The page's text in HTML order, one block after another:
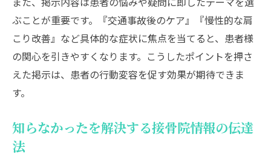
ぶことが重要です。『交通事故後のケア』『慢性的な肩
こり改善』など具体的な症状に焦点を当てると、患者様
の関心を引きやすくなります。こうしたポイントを押さ
えた掲示は、患者の行動変容を促す効果が期待できま
す。
知らなかったを解決する接骨院情報の伝達
法